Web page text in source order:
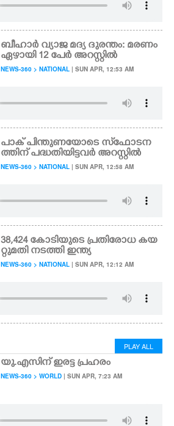
ബീഹാർ വ്യാജ മദ്യ ദുരന്തം: മരണം
ഏഴായി 12 പേർ അറസ്റ്റിൽ
NEWS-360 > NATIONAL | SUN APR, 12:53 AM
പാക് പിന്തുണയോടെ സ്‌ഫോടന
ത്തിന് പദ്ധതിയിട്ടവർ അറസ്റ്റിൽ
NEWS-360 > NATIONAL | SUN APR, 12:58 AM
38,424 കോടിയുടെ പ്രതിരോധ കയ
റ്റുമതി നടത്തി ഇന്ത്യ
NEWS-360 > NATIONAL | SUN APR, 12:12 AM
PLAY ALL
യു.എസിന് ഇരട്ട പ്രഹരം
NEWS-360 > WORLD | SUN APR, 7:23 AM